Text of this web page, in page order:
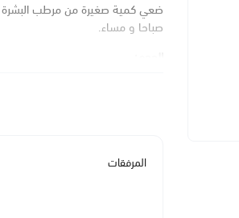
ضعي كمية صغيرة من مرطب
صباحا و مساء.
المرفقات